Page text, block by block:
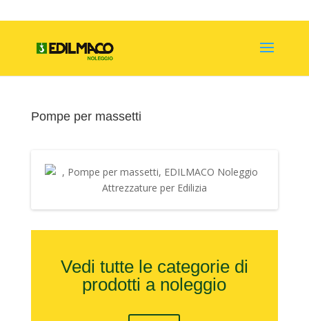
Pompe per massetti
Vedi tutte le categorie di
prodotti a noleggio